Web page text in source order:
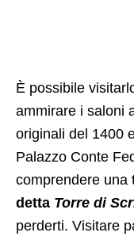
È possibile
ammirare i saloni
originali del 1400
Palazzo Conte
comprendere una
detta Torre di
perderti. Visitare